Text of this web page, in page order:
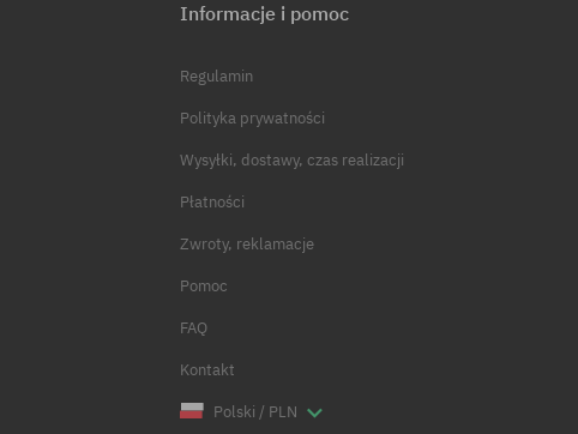
Informacje i pomoc
Regulamin
Polityka prywatności
Wysyłki, dostawy, czas realizacji
Płatności
Zwroty, reklamacje
Pomoc
FAQ
Kontakt
Polski / PLN